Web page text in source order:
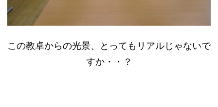
この教卓からの光景、とってもリアルじゃないで
すか・・？